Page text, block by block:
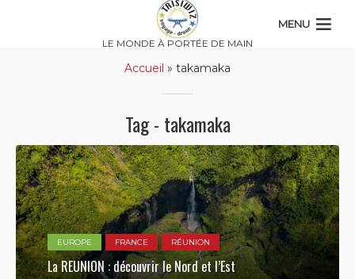
LE MONDE À PORTÉE DE MAIN
MENU
Accueil » takamaka
Tag - takamaka
EUROPE FRANCE RÉUNION
La REUNION : découvrir le Nord et l’Est